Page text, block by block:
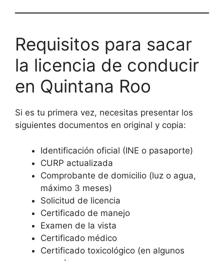
Requisitos para sacar
la licencia de conducir
en Quintana Roo
Si es tu primera vez, necesitas presentar los
siguientes documentos en original y copia:
Identificación oficial (INE o pasaporte)
CURP actualizada
Comprobante de domicilio (luz o agua,
máximo 3 meses)
Solicitud de licencia
Certificado de manejo
Examen de la vista
Certificado médico
Certificado toxicológico (en algunos